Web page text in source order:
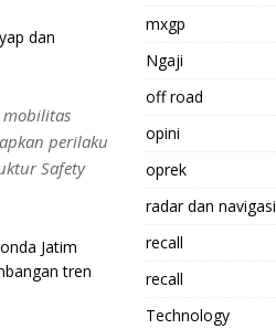
dan
mobilitas
perilaku
Safety
Jatim
tren
mxgp
Ngaji
off road
opini
oprek
radar dan navigasi
recall
recall
Technology